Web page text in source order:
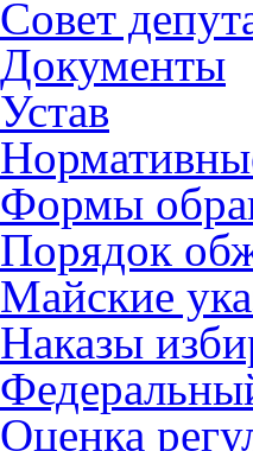
Совет
Документы
Устав
Формы
Порядок
Майские
Наказы
Оценка